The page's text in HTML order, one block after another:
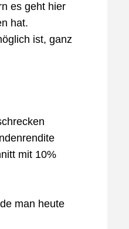
es geht hier
hat.
ist, ganz
mit 10%
man heute